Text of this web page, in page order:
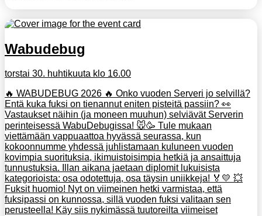
Wabudebug
torstai 30. huhtikuuta klo 16.00
🔥 WABUDEBUG 2026 🔥 Onko vuoden Serveri jo selvillä?
Entä kuka fuksi on tienannut eniten pisteitä passiin? 👀
Vastaukset näihin (ja moneen muuhun) selviävät Serverin
perinteisessä WabuDebugissa! 🐭🥳 Tule mukaan
viettämään vappuaattoa hyvässä seurassa, kun
kokoonnumme yhdessä juhlistamaan kuluneen vuoden
kovimpia suorituksia, ikimuistoisimpia hetkiä ja ansaittuja
tunnustuksia. Illan aikana jaetaan diplomit lukuisista
kategorioista: osa odotettuja, osa täysin uniikkeja! 🏅💛 💥
Fuksit huomio! Nyt on viimeinen hetki varmistaa, että
fuksipassi on kunnossa, sillä vuoden fuksi valitaan sen
perusteella! Käy siis nykimässä tuutoreilta viimeiset